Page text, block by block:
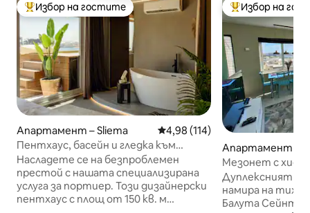
Най-популярен избор на гостите
Избор на гостите
Апартамент – Sliema Средна оценка: 4,98 от 5,
4,98 (114)
Пентхаус, басейн и гледка към
Валета | ROP от Homega
Насладете се на безпроблемен
престой с нашата специализирана
услуга за портиер. Този дизайнерски
пентхаус с площ от 150 кв. м
Най-популярен
Избор на
Апартамент –
Мезонет с
изглед към
Дуплексният
намира на тиха
Балута Сейнт